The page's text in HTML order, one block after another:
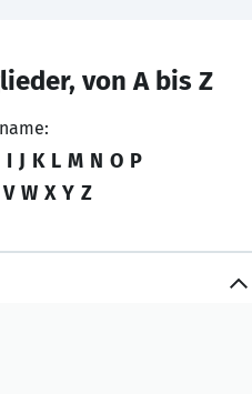
von A bis Z
I J K L M N O P
V W X Y Z